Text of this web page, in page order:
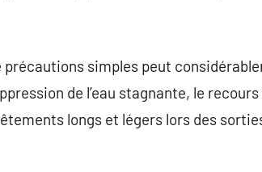
précautions simples peut
de l’eau stagnante, le recours
longs et légers lors des